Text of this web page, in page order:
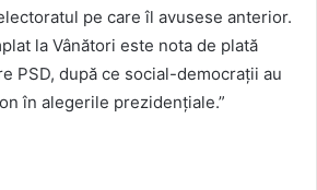
pe care îl avusese anterior.
la Vânători este nota de plată
PSD, după ce social-democrații au
în alegerile prezidențiale.”